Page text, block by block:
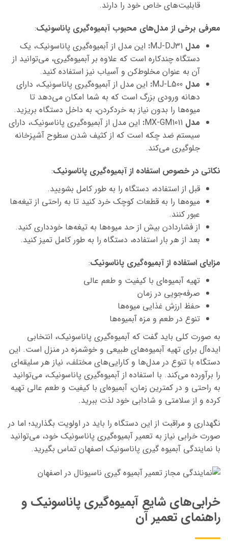
قابلیت‌های خاص خود را دارند.
معرفی برخی از مدل‌های محبوب آبمیوه‌گیری پاناسونیک:
مدل
: این مدل از آبمیوه‌گیری پاناسونیک، یک
دستگاه چندکاره است که علاوه بر آبمیوه‌گیری، می‌توانید از
آن به عنوان مخلوط‌کن و آسیاب نیز استفاده کنید.
مدل
: این مدل از آبمیوه‌گیری پاناسونیک، دارای
دهانه ورودی بزرگ است که به شما امکان می‌دهد تا
میوه‌ها را بدون نیاز به خردکردن، به داخل دستگاه بریزید.
مدل
: این مدل از آبمیوه‌گیری پاناسونیک، دارای
سیستم ضد چکه است که از کثیف شدن سطوح آشپزخانه
جلوگیری می‌کند.
نکاتی در خصوص استفاده از آبمیوه‌گیری پاناسونیک:
قبل از استفاده، دستگاه را به طور کامل بشویید.
میوه‌ها را به قطعات کوچک خرد کنید تا به راحتی از تیغه‌ها
عبور کنند.
از فشاردادن بیش از حد میوه‌ها به تیغه‌ها خودداری کنید.
بعد از هر بار استفاده، دستگاه را به طور کامل تمیز کنید.
مزایای استفاده از آبمیوه‌گیری پاناسونیک:
تهیه آبمیوه‌ای با کیفیت و طعم عالی
صرفه‌جویی در زمان
حفظ ارزش غذایی میوه‌ها
تنوع در طعم و مزه آبمیوه‌ها
به صورت کلی باید گفت که آبمیوه‌گیری پاناسونیک، انتخابی
ایده‌آل برای تهیه آبمیوه‌های طبیعی و خوشمزه در منزل است. این
دستگاه با تنوع در مدل‌ها و کارایی‌های مختلف، نیاز هر سلیقه‌ای
را برآورده می‌کند. با استفاده از آبمیوه‌گیری پاناسونیک، می‌توانید
به راحتی و در کمترین زمان، آبمیوه‌ای با کیفیت و طعم عالی تهیه
کرده و از سلامتی و شادابی خود لذت ببرید.
نگهداری و مراقبت از این دستگاه را باید در اولویت بگذارید؛ اما در
صورت خرابی نیاز به تعمیر آبمیوه‌گیری پاناسونیک خود، می‌توانید
با نمایندگی آبمیوه گیری پاناسونیک اصفهان تماس بگیرید.
خرابی‌های شایع آبمیوه‌گیری پاناسونیک و
راهنمای تعمیر آن